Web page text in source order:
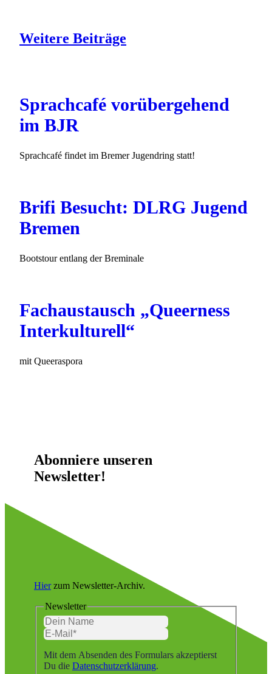
Weitere Beiträge
Sprachcafé vorübergehend
im BJR
Sprachcafé findet im Bremer Jugendring statt!
Brifi Besucht: DLRG Jugend
Bremen
Bootstour entlang der Breminale
Fachaustausch „Queerness
Interkulturell“
mit Queeraspora
Abonniere unseren
Newsletter!
Hierzum Newsletter-Archiv.
Newsletter
Mit dem Absenden des Formulars akzeptierst
Du die Datenschutzerklärung.